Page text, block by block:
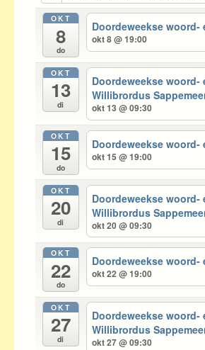
OKT
8
do
Doordeweekse
okt 8 @ 19:00
OKT
13
di
Doordeweekse
Willibrordus
okt 13 @ 09:30
OKT
15
do
Doordeweekse
okt 15 @ 19:00
OKT
20
di
Doordeweekse
Willibrordus
okt 20 @ 09:30
OKT
22
do
Doordeweekse
okt 22 @ 19:00
OKT
27
di
Doordeweekse
Willibrordus
okt 27 @ 09:30